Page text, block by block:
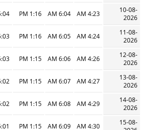
10-08-
2026
4:23 AM
6:04 AM
1:16 PM
PM
11-08-
2026
4:24 AM
6:05 AM
1:16 PM
PM
12-08-
2026
4:26 AM
6:06 AM
1:15 PM
PM
13-08-
2026
4:27 AM
6:07 AM
1:15 PM
PM
14-08-
2026
4:29 AM
6:08 AM
1:15 PM
PM
15-08-
4:30 AM
6:09 AM
1:15 PM
PM